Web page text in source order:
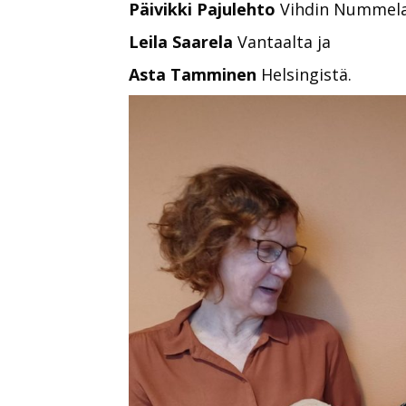
Päivikki Pajulehto Vihdin
Leila Saarela Vantaalta ja
Asta Tamminen Helsingistä.